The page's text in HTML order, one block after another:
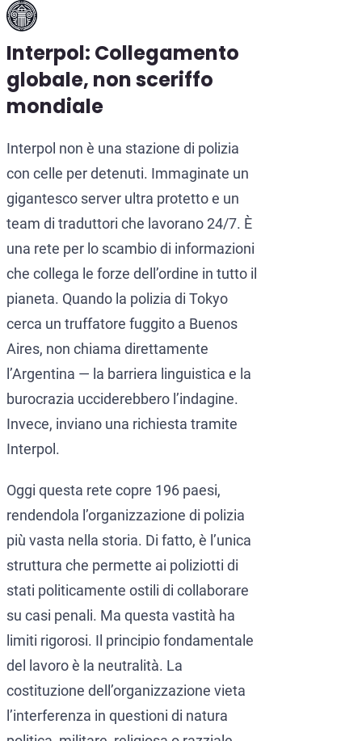
Interpol: Collegamento
globale, non sceriffo
mondiale
Interpol non è una stazione di polizia
con celle per detenuti. Immaginate un
gigantesco server ultra protetto e un
team di traduttori che lavorano 24/7. È
una rete per lo scambio di informazioni
che collega le forze dell’ordine in tutto il
pianeta. Quando la polizia di Tokyo
cerca un truffatore fuggito a Buenos
Aires, non chiama direttamente
l’Argentina — la barriera linguistica e la
burocrazia ucciderebbero l’indagine.
Invece, inviano una richiesta tramite
Interpol.
Oggi questa rete copre 196 paesi,
rendendola l’organizzazione di polizia
più vasta nella storia. Di fatto, è l’unica
struttura che permette ai poliziotti di
stati politicamente ostili di collaborare
su casi penali. Ma questa vastità ha
limiti rigorosi. Il principio fondamentale
del lavoro è la neutralità. La
costituzione dell’organizzazione vieta
l’interferenza in questioni di natura